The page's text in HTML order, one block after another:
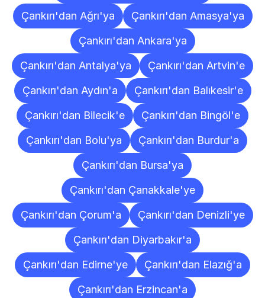
Çankırı'dan Ağrı'ya
Çankırı'dan Amasya'ya
Çankırı'dan Ankara'ya
Çankırı'dan Antalya'ya
Çankırı'dan Artvin'e
Çankırı'dan Aydın'a
Çankırı'dan Balıkesir'e
Çankırı'dan Bilecik'e
Çankırı'dan Bingöl'e
Çankırı'dan Bolu'ya
Çankırı'dan Burdur'a
Çankırı'dan Bursa'ya
Çankırı'dan Çanakkale'ye
Çankırı'dan Çorum'a
Çankırı'dan Denizli'ye
Çankırı'dan Diyarbakır'a
Çankırı'dan Edirne'ye
Çankırı'dan Elazığ'a
Çankırı'dan Erzincan'a